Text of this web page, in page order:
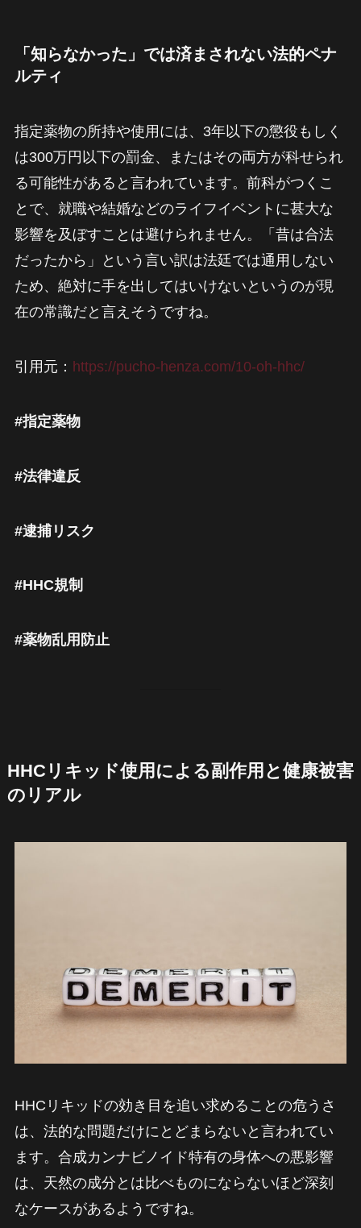
「知らなかった」では済まされない法的ペナ
ルティ
指定薬物の所持や使用には、3年以下の懲役もしく
は300万円以下の罰金、またはその両方が科せられ
る可能性があると言われています。前科がつくこ
とで、就職や結婚などのライフイベントに甚大な
影響を及ぼすことは避けられません。「昔は合法
だったから」という言い訳は法廷では通用しない
ため、絶対に手を出してはいけないというのが現
在の常識だと言えそうですね。
引用元： https://pucho-henza.com/10-oh-hhc/
#指定薬物
#法律違反
#逮捕リスク
#HHC規制
#薬物乱用防止
HHCリキッド使用による副作用と健康被害
のリアル
HHCリキッドの効き目を追い求めることの危うさ
は、法的な問題だけにとどまらないと言われてい
ます。合成カンナビノイド特有の身体への悪影響
は、天然の成分とは比べものにならないほど深刻
なケースがあるようですね。